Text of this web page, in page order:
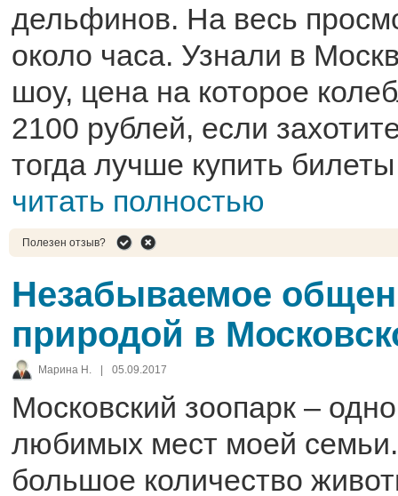
дельфинов. На весь
около часа. Узнали в
шоу, цена на которое
2100 рублей, если
тогда лучше купить
читать полностью
Полезен отзыв?
Незабываемое
природой в
Марина Н. | 05.09.2017
Московский зоопарк –
любимых мест моей
большое количество